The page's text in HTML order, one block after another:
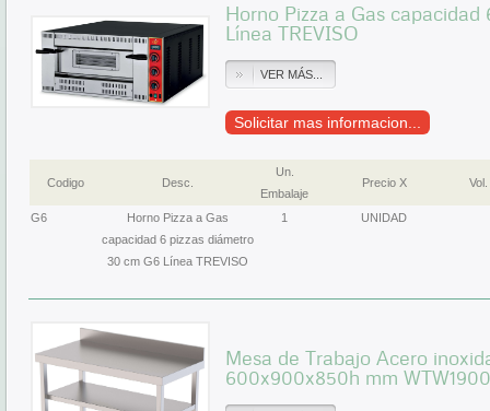
Horno Pizza a Gas
Línea TREVISO
VER MÁS...
Solicitar mas informacion...
Codigo Desc.
Un.
Embalaje
Precio X Vol.
G6
Horno Pizza a Gas
capacidad 6 pizzas diámetro
30 cm G6 Línea TREVISO
1 UNIDAD
Mesa de Trabajo Acero
600x900x850h mm